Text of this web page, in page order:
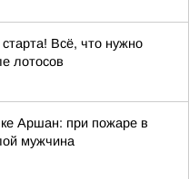
Всё, что нужно
лотосов
Аршан: при пожаре в
мужчина